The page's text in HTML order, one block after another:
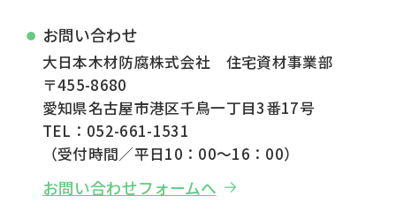
お問い合わせ
大日本木材防腐株式会社 住宅資材事業部
〒455-8680
愛知県名古屋市港区千鳥一丁目3番17号
TEL：052-661-1531
（受付時間／平日10：00～16：00）
お問い合わせフォームへ